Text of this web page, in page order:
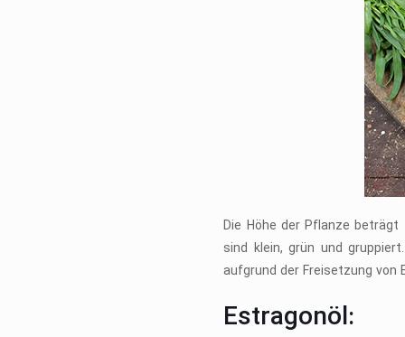
Die Höhe der Pflanze
sind klein, grün und
aufgrund der Freisetzung
Estragonöl: